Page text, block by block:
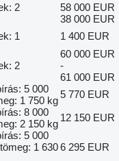
2
58 000 EUR
38 000 EUR
1 1 400 EUR
2
60 000 EUR
-
61 000 EUR
5 000
1 750 kg
5 770 EUR
8 000
2 150 kg
12 150 EUR
5 000
1 6306 295 EUR